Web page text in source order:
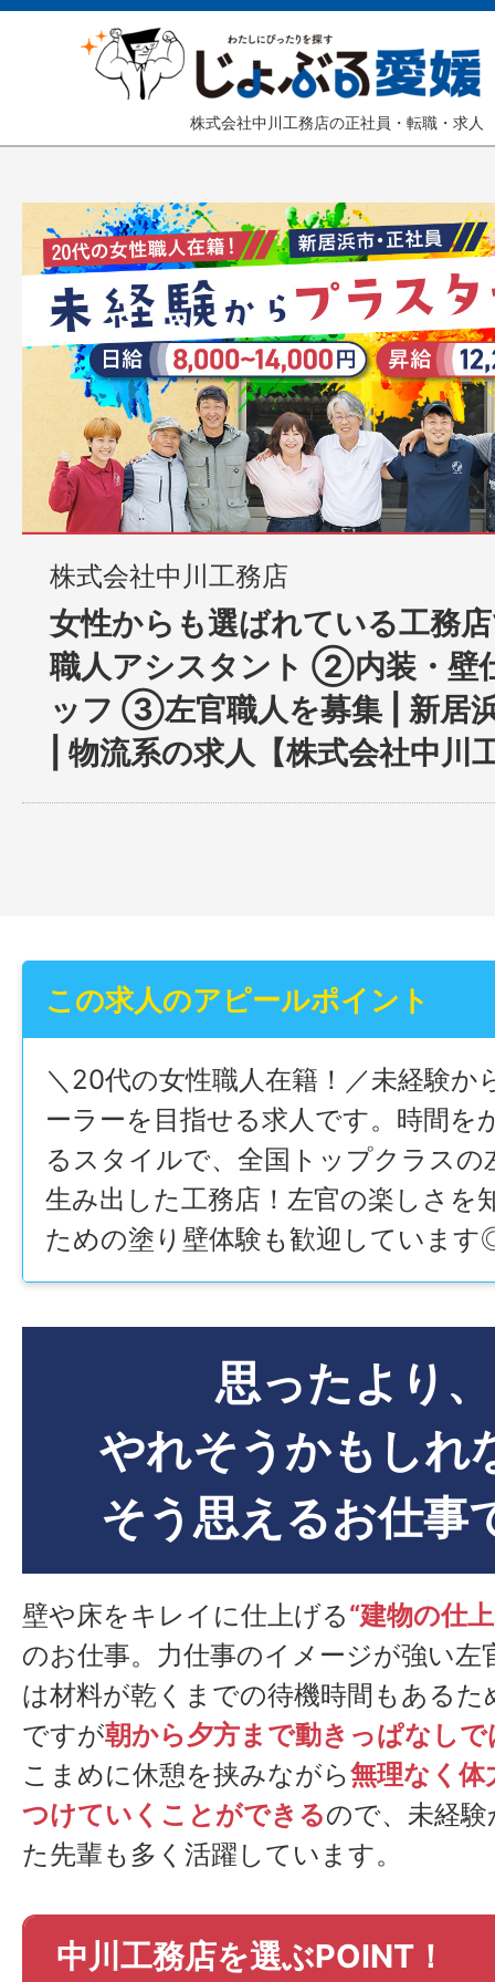
株式会社中川工務店の正社員・転職・求人
株式会社中川工務店
女性からも選ばれている工務
職人アシスタント ②内装・壁
ッフ ③左官職人を募集 | 新居
| 物流系の求人【株式会社中川
この求人のアピールポイント
＼20代の女性職人在籍！／未経験か
ーラーを目指せる求人です。時間を
るスタイルで、全国トップクラスの
生み出した工務店！左官の楽しさを
ための塗り壁体験も歓迎していま
思ったより、
やれそうかもしれ
そう思えるお仕事
壁や床をキレイに仕上げる“建物の仕
のお仕事。力仕事のイメージが強い左
は材料が乾くまでの待機時間もあるた
ですが朝から夕方まで動きっぱなし
こまめに休憩を挟みながら無理なく体
つけていくことができるので、未経
た先輩も多く活躍しています。
中川工務店を選ぶPOINT！